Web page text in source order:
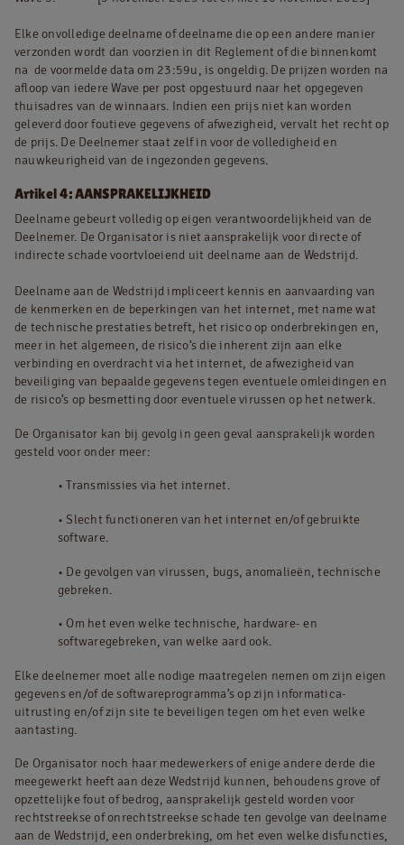
Elke onvolledige deelname of deelname die op een andere manier
verzonden wordt dan voorzien in dit Reglement of die binnenkomt
na de voormelde data om 23:59u, is ongeldig. De prijzen worden na
afloop van iedere Wave per post opgestuurd naar het opgegeven
thuisadres van de winnaars. Indien een prijs niet kan worden
geleverd door foutieve gegevens of afwezigheid, vervalt het recht op
de prijs. De Deelnemer staat zelf in voor de volledigheid en
nauwkeurigheid van de ingezonden gegevens.
Artikel 4: AANSPRAKELIJKHEID
Deelname gebeurt volledig op eigen verantwoordelijkheid van de
Deelnemer. De Organisator is niet aansprakelijk voor directe of
indirecte schade voortvloeiend uit deelname aan de Wedstrijd.
Deelname aan de Wedstrijd impliceert kennis en aanvaarding van
de kenmerken en de beperkingen van het internet, met name wat
de technische prestaties betreft, het risico op onderbrekingen en,
meer in het algemeen, de risico’s die inherent zijn aan elke
verbinding en overdracht via het internet, de afwezigheid van
beveiliging van bepaalde gegevens tegen eventuele omleidingen en
de risico’s op besmetting door eventuele virussen op het netwerk.
De Organisator kan bij gevolg in geen geval aansprakelijk worden
gesteld voor onder meer:
• Transmissies via het internet.
• Slecht functioneren van het internet en/of gebruikte
software.
• De gevolgen van virussen, bugs, anomalieën, technische
gebreken.
• Om het even welke technische, hardware- en
softwaregebreken, van welke aard ook.
Elke deelnemer moet alle nodige maatregelen nemen om zijn eigen
gegevens en/of de softwareprogramma’s op zijn informatica-
uitrusting en/of zijn site te beveiligen tegen om het even welke
aantasting.
De Organisator noch haar medewerkers of enige andere derde die
meegewerkt heeft aan deze Wedstrijd kunnen, behoudens grove of
opzettelijke fout of bedrog, aansprakelijk gesteld worden voor
rechtstreekse of onrechtstreekse schade ten gevolge van deelname
aan de Wedstrijd, een onderbreking, om het even welke disfuncties,